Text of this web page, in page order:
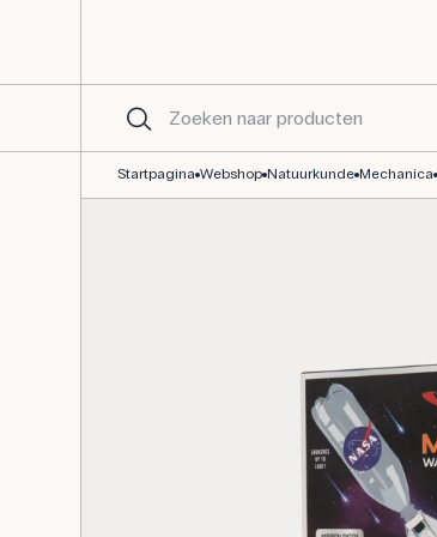
Startpagina Webshop Natuurkunde Mechanica